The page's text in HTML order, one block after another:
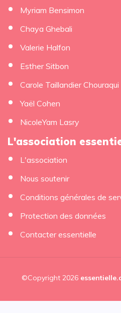
Myriam Bensimon
Chaya Ghebali
Valerie Halfon
Esther Sitbon
Carole Taillandier Chouraqui
Yaël Cohen
NicoleYam Lasry
L'association
L'association
Nous soutenir
Conditions générales de
Protection des données
Contacter essentielle
©Copyright 2026